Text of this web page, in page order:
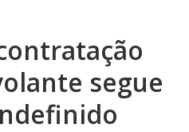
segue